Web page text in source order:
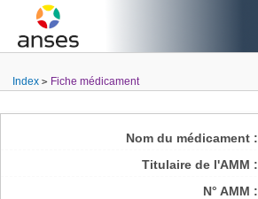
Index Fiche médicament
Nom du médicament :
Titulaire de l'AMM :
N° AMM :